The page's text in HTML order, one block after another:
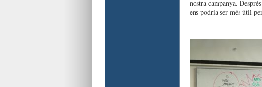
nostra campanya.
ens podria ser més útil